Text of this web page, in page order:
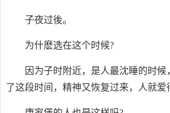
子夜过後。
为什麽选在这个时候?
因为子时附近，是人最沈睡的时
了这段时间，精神又恢复过来，人就爱